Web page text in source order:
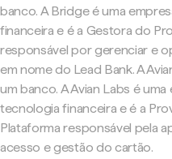
banco. A Bridge é uma
financeira e é a Gestora do
responsável por gerenciar e
em nome do Lead Bank. A
um banco. A Avian Labs é
tecnologia financeira e é a
Plataforma responsável pela
acesso e gestão do cartão.